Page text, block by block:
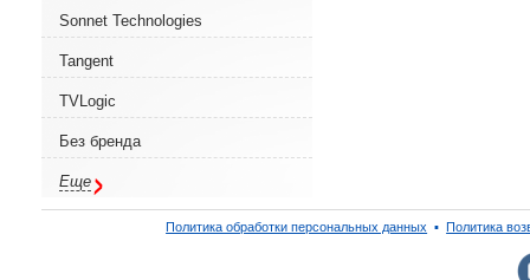
Sonnet Technologies
Tangent
TVLogic
Без бренда
Еще
Политика обработки персональных данных ▪ Политика